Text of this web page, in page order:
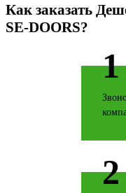
Как заказать
SE-DOORS?
1
2